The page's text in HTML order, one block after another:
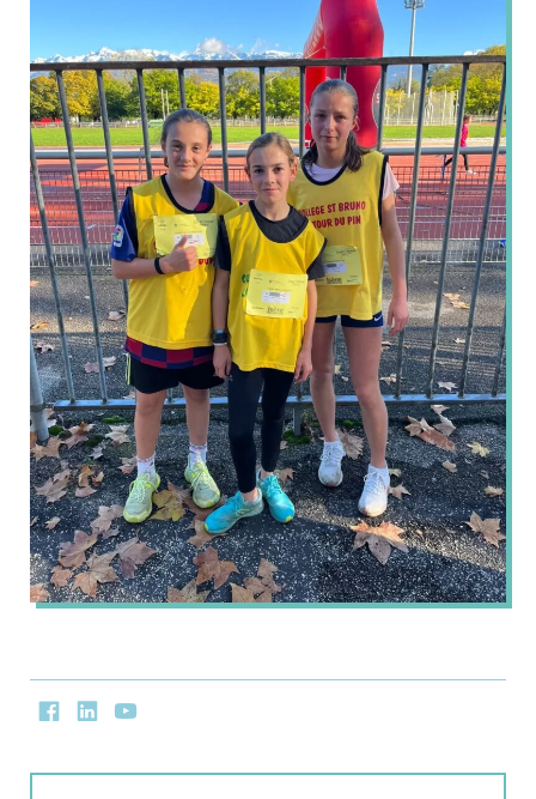
FacebookLinkedInYoutube